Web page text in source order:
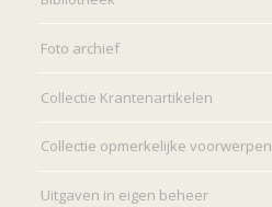
Foto archief
Collectie Krantenartikelen
Collectie opmerkelijke voorwerpen
Uitgaven in eigen beheer